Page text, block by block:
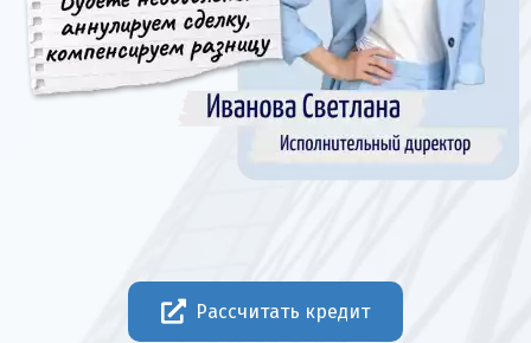
Рассчитать кредит